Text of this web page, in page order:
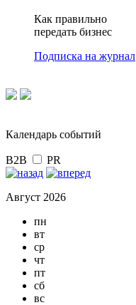
Как правильно
передать бизнес
Подписка на журнал
Календарь событий
B2B PR
Август 2026
пн
вт
ср
чт
пт
сб
вс